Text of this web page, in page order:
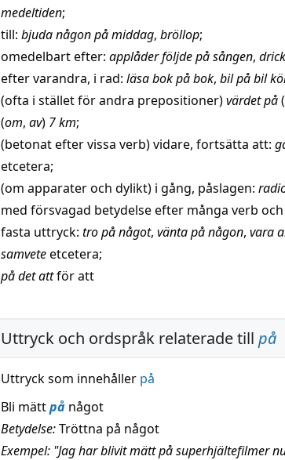
medeltiden;
till: bjudanågon påmiddag, bröllop;
omedelbartefter: applåder följde på sången,
eftervarandra, i rad: läsabokpåbok, bilpåbil
(ofta i stället för andra prepositioner)värdet på(
(om, av) 7 km;
(betonat efter vissa verb)vidare, fortsätta att:
etcetera;
(om apparater och dylikt) i gång, påslagen:
med försvagad betydelse efter många verb och
fasta uttryck: tropå något, väntapå någon, vara
samveteetcetera;
på det attför att
Uttryck och ordspråk relaterade till på
Uttryck som innehåller på
Bli mättpå något
Betydelse:Tröttna på något
Exempel: "Jag har blivit mätt på superhjältefilmer